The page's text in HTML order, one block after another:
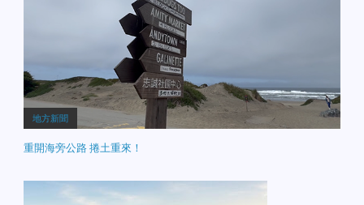
地方新聞
重開海旁公路 捲土重來！